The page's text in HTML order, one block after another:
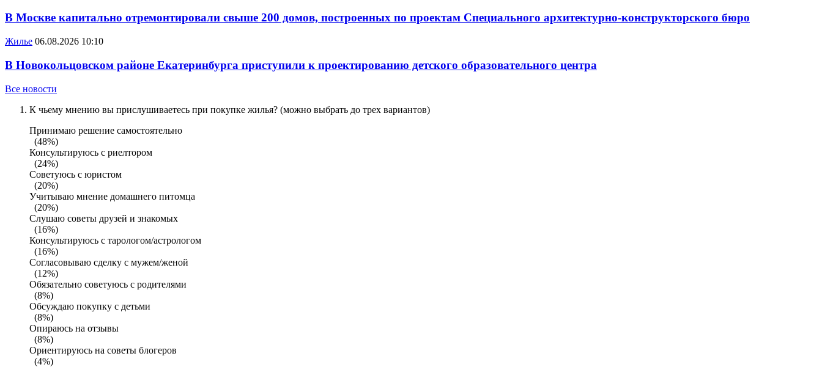
В Москве капитально отремонтировали свыше 200 домов, построенных по проектам Специального архитектурно-конструкторского бюро
Жилье 06.08.2026 10:10
В Новокольцовском районе Екатеринбурга приступили к проектированию детского образовательного центра
Все новости
К чьему мнению вы прислушиваетесь при покупке жилья? (можно выбрать до трех вариантов)
Принимаю решение самостоятельно
(48%)
Консультируюсь с риелтором
(24%)
Советуюсь с юристом
(20%)
Учитываю мнение домашнего питомца
(20%)
Слушаю советы друзей и знакомых
(16%)
Консультируюсь с тарологом/астрологом
(16%)
Согласовываю сделку с мужем/женой
(12%)
Обязательно советуюсь с родителями
(8%)
Обсуждаю покупку с детьми
(8%)
Опираюсь на отзывы
(8%)
Ориентируюсь на советы блогеров
(4%)